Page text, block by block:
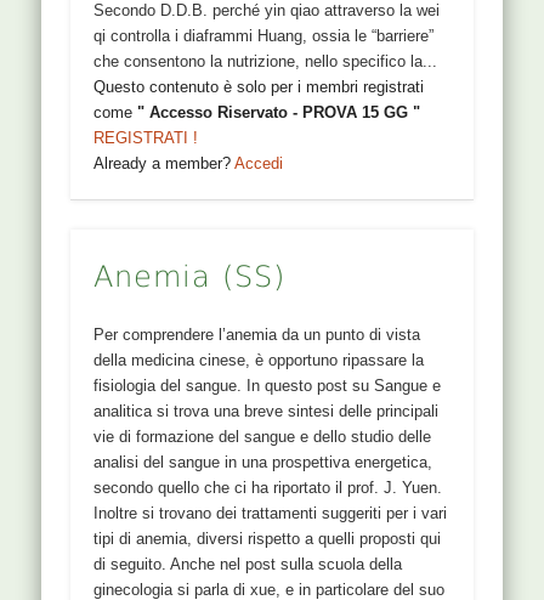
Secondo D.D.B. perché yin qiao attraverso la wei
qi controlla i diaframmi Huang, ossia le “barriere”
che consentono la nutrizione, nello specifico la...
Questo contenuto è solo per i membri registrati
come" Accesso Riservato - PROVA 15 GG "
REGISTRATI !
Already a member?Accedi
Anemia (SS)
Per comprendere l’anemia da un punto di vista
della medicina cinese, è opportuno ripassare la
fisiologia del sangue. In questo post su Sangue e
analitica si trova una breve sintesi delle principali
vie di formazione del sangue e dello studio delle
analisi del sangue in una prospettiva energetica,
secondo quello che ci ha riportato il prof. J. Yuen.
Inoltre si trovano dei trattamenti suggeriti per i vari
tipi di anemia, diversi rispetto a quelli proposti qui
di seguito. Anche nel post sulla scuola della
ginecologia si parla di xue, e in particolare del suo